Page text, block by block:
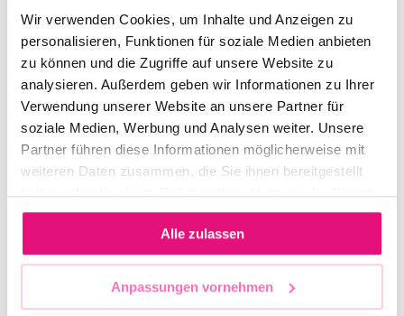
Wir verwenden Cookies, um Inhalte und Anzeigen zu
personalisieren, Funktionen für soziale Medien anbieten
zu können und die Zugriffe auf unsere Website zu
analysieren. Außerdem geben wir Informationen zu Ihrer
Verwendung unserer Website an unsere Partner für
soziale Medien, Werbung und Analysen weiter. Unsere
Partner führen diese Informationen möglicherweise mit
weiteren Daten zusammen, die Sie ihnen bereitgestellt
haben oder die sie im Rahmen Ihrer Nutzung der Dienste
gesammelt haben.
Alle zulassen
Anpassungen vornehmen
June 2023
April 2023
December 2022
August 2022
July 2022
June 2022
March 2022
February 2022